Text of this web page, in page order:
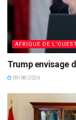
AFRIQUE DE
Trump envisage
09/08/2026